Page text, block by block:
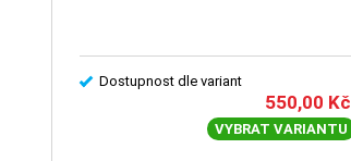
Dostupnost dle variant
550,00 Kč
VYBRAT VARIANTU